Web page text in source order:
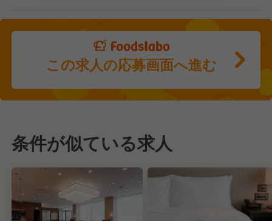
この求人の応募画面へ進む
条件が似ている求人